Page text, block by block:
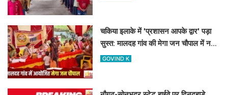
चकिया इलाके में 'प्रशासन आपके द्वार' पड़ा
सुस्त: मालदह गांव की मेगा जन चौपाल में नहीं
पहुंचे बड़े अफसर
GOVIND K